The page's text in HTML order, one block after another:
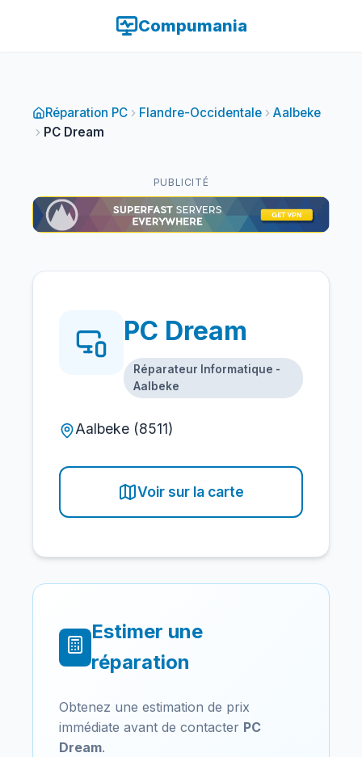
Compumania
Réparation PC Flandre-Occidentale
Aalbeke
PC Dream
PUBLICITÉ
PC Dream
Réparateur Informatique -
Aalbeke
Aalbeke (8511)
Voir sur la carte
Estimer une
réparation
Obtenez une estimation de prix
immédiate avant de contacter PC
Dream.